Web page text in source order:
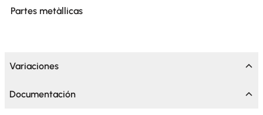
Partes metàllicas
Variaciones
Documentación